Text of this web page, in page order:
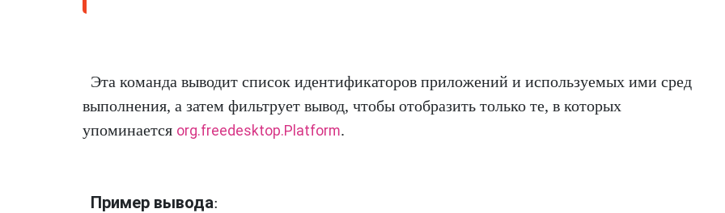
Эта команда выводит список идентификаторов приложений и используемых ими сред
выполнения, а затем фильтрует вывод, чтобы отобразить только те, в которых
упоминается org.freedesktop.Platform.
Пример вывода: